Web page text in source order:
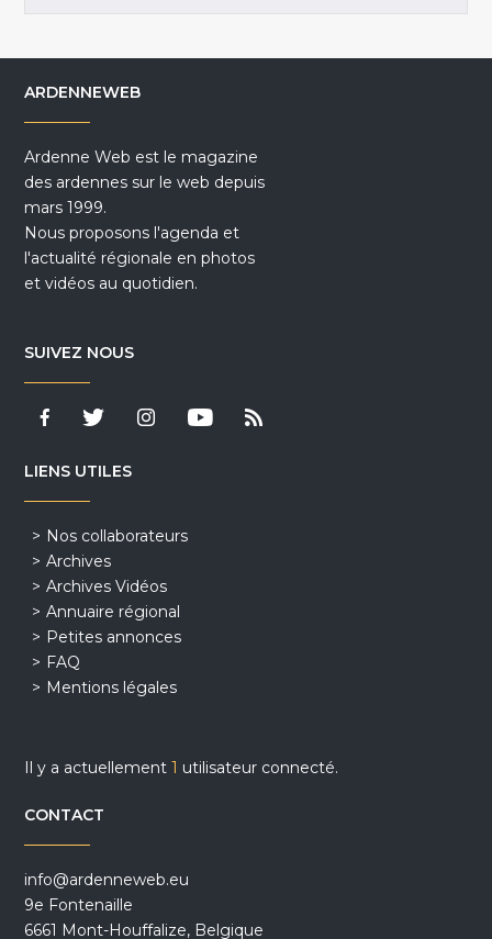
ARDENNEWEB
Ardenne Web est le magazine
des ardennes sur le web depuis
mars 1999.
Nous proposons l'agenda et
l'actualité régionale en photos
et vidéos au quotidien.
SUIVEZ NOUS
LIENS UTILES
Nos collaborateurs
Archives
Archives Vidéos
Annuaire régional
Petites annonces
FAQ
Mentions légales
Il y a actuellement1 utilisateur connecté.
CONTACT
info@ardenneweb.eu
9e Fontenaille
6661 Mont-Houffalize, Belgique